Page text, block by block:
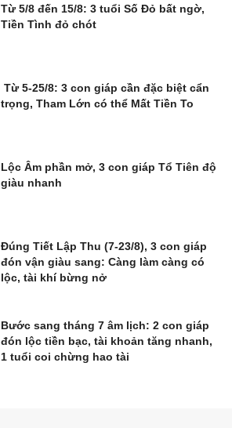
Từ 5/8 đến 15/8: 3 tuổi Số Đỏ bất ngờ,
Tiền Tình đỏ chót
Từ 5-25/8: 3 con giáp cần đặc biệt cẩn
trọng, Tham Lớn có thể Mất Tiền To
Lộc Âm phần mở, 3 con giáp Tổ Tiên độ
giàu nhanh
Đúng Tiết Lập Thu (7-23/8), 3 con giáp
đón vận giàu sang: Càng làm càng có
lộc, tài khí bừng nở
Bước sang tháng 7 âm lịch: 2 con giáp
đón lộc tiền bạc, tài khoản tăng nhanh,
1 tuổi coi chừng hao tài